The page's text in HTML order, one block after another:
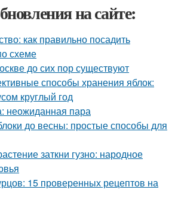
на сайте:
как правильно посадить
схеме
до сих пор существуют
способы хранения яблок:
круглый год
неожиданная пара
до весны: простые способы для
заткни гузно: народное
15 проверенных рецептов на